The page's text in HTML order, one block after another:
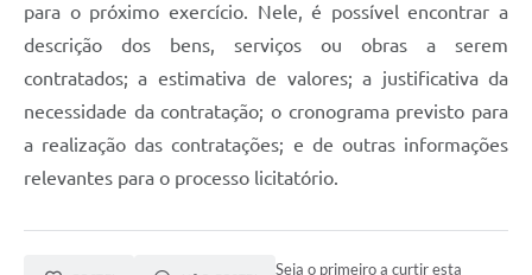
para o próximo exercício. Nele, é possível encontrar a
descrição dos bens, serviços ou obras a serem
contratados; a estimativa de valores; a justificativa da
necessidade da contratação; o cronograma previsto para
a realização das contratações; e de outras informações
relevantes para o processo licitatório.
Seja o primeiro a curtir esta